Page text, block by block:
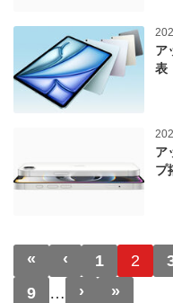
ア
表
ア
プ
ページ送り
« 先頭ページ
‹ 前ページ
1 2
9
… › 次ページ
»最終ペ